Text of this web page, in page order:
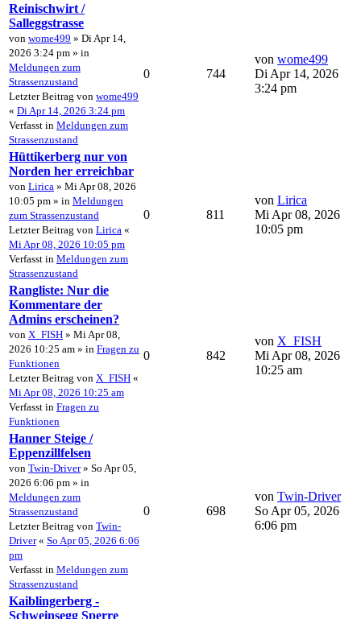
Reinischwirt /
Salleggstrasse
von wome499 » Di Apr 14,
2026 3:24 pm » in
Meldungen zum
Strassenzustand
Letzter Beitrag von wome499
« Di Apr 14, 2026 3:24 pm
Verfasst in Meldungen zum
Strassenzustand
0 744
von wome499
Di Apr 14, 2026
3:24 pm
Hüttikerberg nur von
Norden her erreichbar
von Lirica » Mi Apr 08, 2026
10:05 pm » in Meldungen
zum Strassenzustand
Letzter Beitrag von Lirica «
Mi Apr 08, 2026 10:05 pm
Verfasst in Meldungen zum
Strassenzustand
0 811
von Lirica
Mi Apr 08, 2026
10:05 pm
Rangliste: Nur die
Kommentare der
Admins erscheinen?
von X_FISH » Mi Apr 08,
2026 10:25 am » in Fragen zu
Funktionen
Letzter Beitrag von X_FISH «
Mi Apr 08, 2026 10:25 am
Verfasst in Fragen zu
Funktionen
0 842
von X_FISH
Mi Apr 08, 2026
10:25 am
Hanner Steige /
Eppenzillfelsen
von Twin-Driver» So Apr 05,
2026 6:06 pm » in
Meldungen zum
Strassenzustand
Letzter Beitrag von Twin-
Driver« So Apr 05, 2026 6:06
pm
Verfasst in Meldungen zum
Strassenzustand
0 698
von Twin-Driver
So Apr 05, 2026
6:06 pm
Kaiblingerberg -
Schweinsegg Sperre